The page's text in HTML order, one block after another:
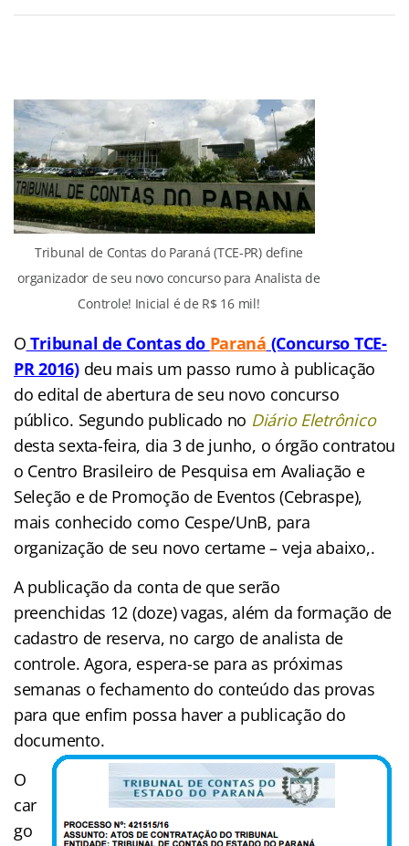
Tribunal de Contas do Paraná (TCE-PR) define
organizador de seu novo concurso para Analista de
Controle! Inicial é de R$ 16 mil!
O Tribunal de Contas do Paraná (Concurso TCE-
PR 2016)deu mais um passo rumo à publicação
do edital de abertura de seu novo concurso
público. Segundo publicado no Diário Eletrônico
desta sexta-feira, dia 3 de junho, o órgão contratou
o Centro Brasileiro de Pesquisa em Avaliação e
Seleção e de Promoção de Eventos (Cebraspe),
mais conhecido como Cespe/UnB, para
organização de seu novo certame – veja abaixo,.
A publicação da conta de que serão
preenchidas 12 (doze) vagas, além da formação de
cadastro de reserva, no cargo de analista de
controle. Agora, espera-se para as próximas
semanas o fechamento do conteúdo das provas
para que enfim possa haver a publicação do
documento.
O
car
go